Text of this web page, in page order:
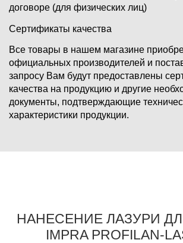
договоре (для физических лиц)
Сертификаты качества
Все товары в нашем магазине
официальных производителей и
запросу Вам будут предоставлены
качества на продукцию и другие
документы, подтверждающие
характеристики продукции.
НАНЕСЕНИЕ ЛАЗУРИ
IMPRA PROFILAN-